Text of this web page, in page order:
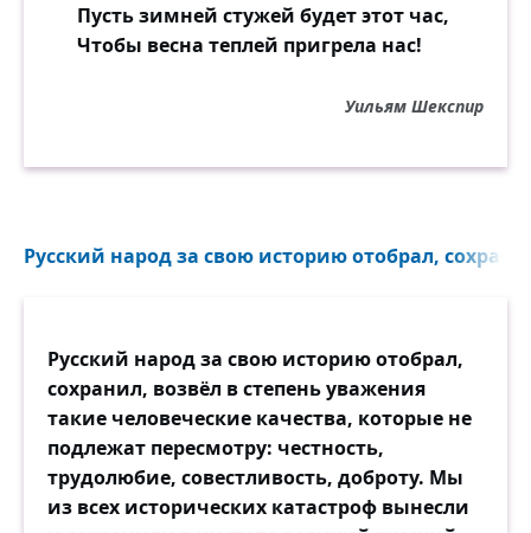
Пусть зимней стужей будет этот час,
Чтобы весна теплей пригрела нас!
Уильям Шекспир
Русский народ за свою историю отобрал,
Русский народ за свою историю отобрал,
сохранил, возвёл в степень уважения
такие человеческие качества, которые не
подлежат пересмотру: честность,
трудолюбие, совестливость, доброту. Мы
из всех исторических катастроф вынесли